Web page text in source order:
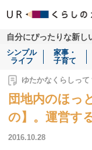
自分にぴったりな新し
シンプル
ライフ
家事・
子育て
ゆたかなくらしっ
団地内のほっ
の】。運営す
2016.10.28